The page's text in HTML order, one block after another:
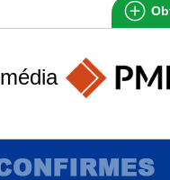
média